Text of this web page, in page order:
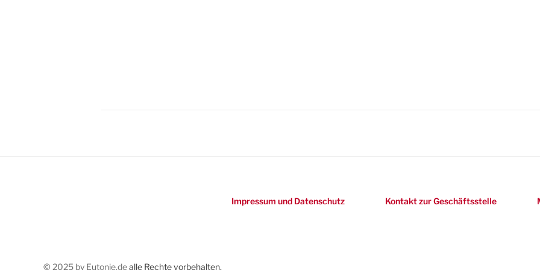
Impressum und Datenschutz Kontakt zur Geschäftsstelle
© 2025 by Eutonie.dealle Rechte vorbehalten.